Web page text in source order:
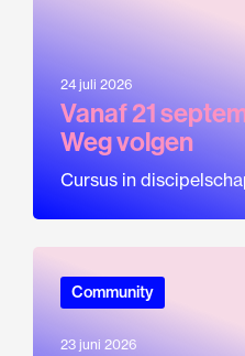
24 juli 2026
Vanaf 21
Weg volgen
Cursus in
Community
23 juni 2026